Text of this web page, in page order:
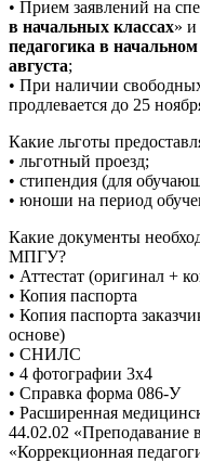
• Прием заявлений на
в начальных классах» и
педагогика в
августа;
• При наличии
продлевается до 25
Какие льготы
• льготный проезд;
• стипендия (для
• юноши на период
Какие документы
МПГУ?
• Аттестат (оригинал +
• Копия паспорта
• Копия паспорта
основе)
• СНИЛС
• 4 фотографии 3х4
• Справка форма 086-У
• Расширенная
44.02.02 «Преподавание
«Коррекционная